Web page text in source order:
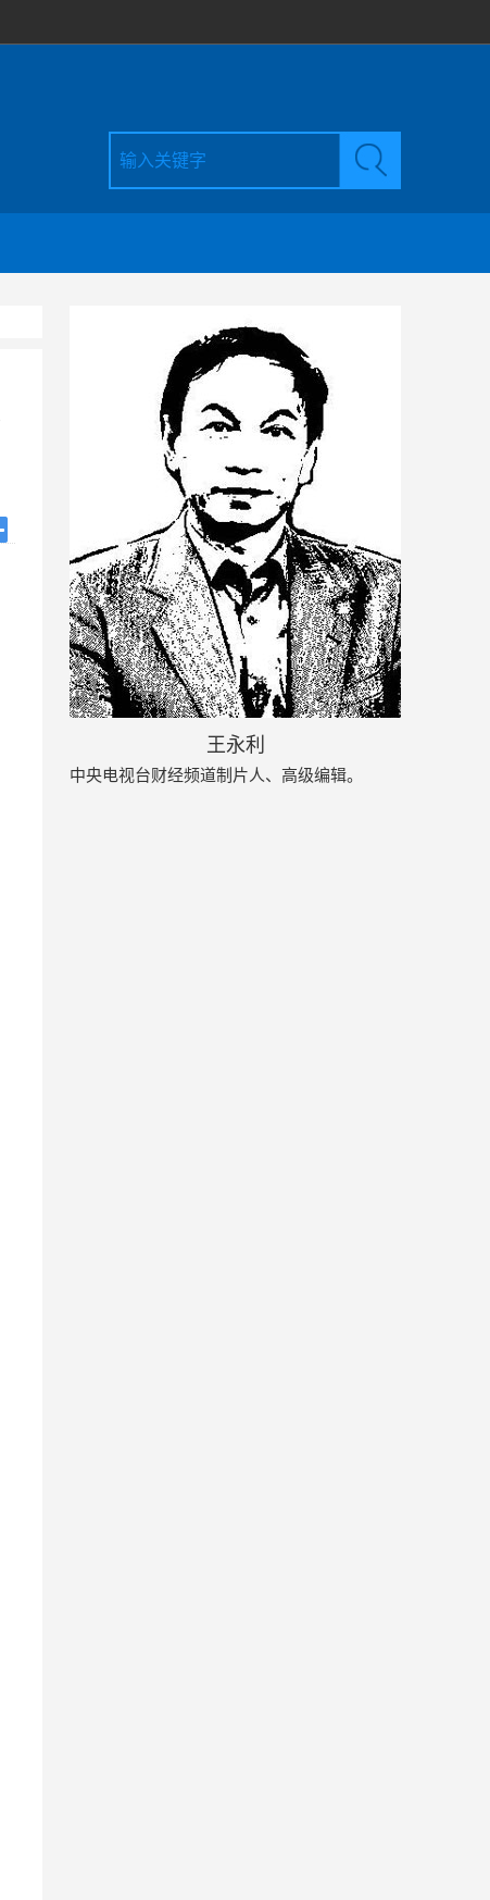
王永利
中央电视台财经频道制片人、高级编辑。